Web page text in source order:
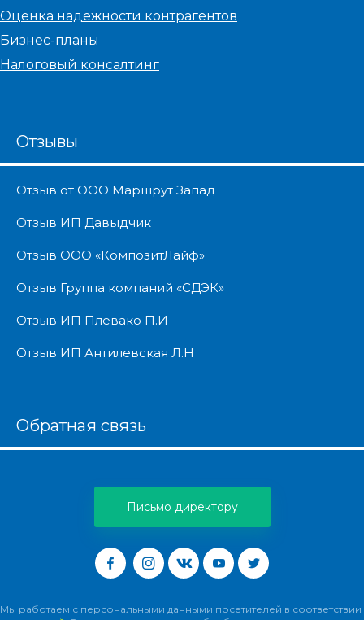
Оценка надежности контрагентов
Бизнес-планы
Налоговый консалтинг
Отзывы
Отзыв от ООО Маршрут Запад
Отзыв ИП Давыдчик
Отзыв ООО «КомпозитЛайф»
Отзыв Группа компаний «СДЭК»
Отзыв ИП Плевако П.И
Отзыв ИП Антилевская Л.Н
Обратная связь
Письмо директору
Мы работаем с персональными данными посетителей в соответствии